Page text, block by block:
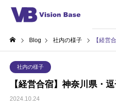
Blog 社内の様子 【経営
社内の様子
【経営合宿】神奈川県・
2024.10.24